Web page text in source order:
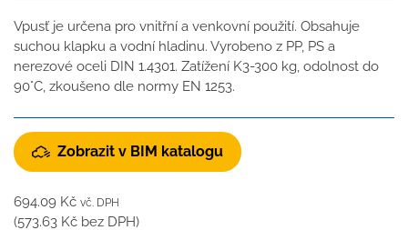
Vpusť je určena pro vnitřní a venkovní použití. Obsahuje
suchou klapku a vodní hladinu. Vyrobeno z PP, PS a
nerezové oceli DIN 1.4301. Zatížení K3-300 kg, odolnost do
90°C, zkoušeno dle normy EN 1253.
Zobrazit v BIM katalogu
694.09 Kč vč. DPH
(573.63 Kč bez DPH)